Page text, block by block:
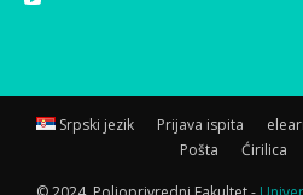
Srpski jezik Prijava ispita
Pošta
Ćirilica